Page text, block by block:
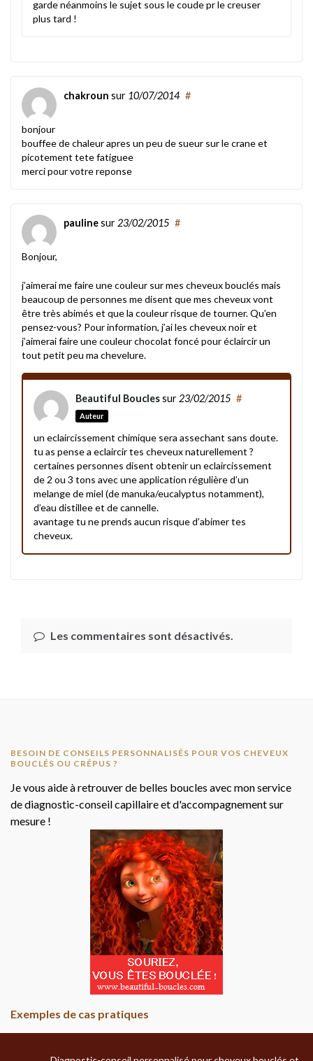
garde néanmoins le sujet sous le coude pr le creuser
plus tard !
chakroun sur 10/07/2014 #
bonjour
bouffee de chaleur apres un peu de sueur sur le crane et
picotement tete fatiguee
merci pour votre reponse
paulinesur 23/02/2015 #
Bonjour,
j’aimerai me faire une couleur sur mes cheveux bouclés mais
beaucoup de personnes me disent que mes cheveux vont
être très abimés et que la couleur risque de tourner. Qu’en
pensez-vous? Pour information, j’ai les cheveux noir et
j’aimerai faire une couleur chocolat foncé pour éclaircir un
tout petit peu ma chevelure.
Beautiful Bouclessur 23/02/2015
Auteur
#
un eclaircissement chimique sera assechant sans doute.
tu as pense a eclaircir tes cheveux naturellement ?
certaines personnes disent obtenir un eclaircissement
de 2 ou 3 tons avec une application régulière d’un
melange de miel (de manuka/eucalyptus notamment),
d’eau distillee et de cannelle.
avantage tu ne prends aucun risque d’abimer tes
cheveux.
Les commentaires sont désactivés.
BESOIN DE CONSEILS PERSONNALISÉS POUR VOS CHEVEUX
BOUCLÉS OU CRÉPUS ?
Je vous aide à retrouver de belles boucles avec mon service
de diagnostic-conseil capillaire et d'accompagnement sur
mesure !
Exemples de cas pratiques